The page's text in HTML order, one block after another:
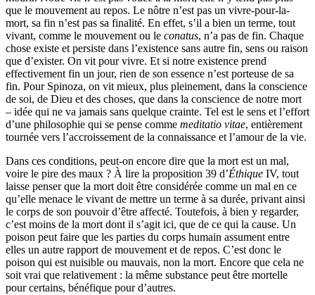
que le mouvement au repos. Le nôtre n’est pas un vivre-pour-la-
mort, sa fin n’est pas sa finalité. En effet, s’il a bien un terme, tout
vivant, comme le mouvement ou le conatus, n’a pas de fin. Chaque
chose existe et persiste dans l’existence sans autre fin, sens ou raison
que d’exister. On vit pour vivre. Et si notre existence prend
effectivement fin un jour, rien de son essence n’est porteuse de sa
fin. Pour Spinoza, on vit mieux, plus pleinement, dans la conscience
de soi, de Dieu et des choses, que dans la conscience de notre mort
– idée qui ne va jamais sans quelque crainte. Tel est le sens et l’effort
d’une philosophie qui se pense comme meditatio vitae, entièrement
tournée vers l’accroissement de la connaissance et l’amour de la vie.
Dans ces conditions, peut-on encore dire que la mort est un mal,
voire le pire des maux ? À lire la proposition 39 d’Éthique IV, tout
laisse penser que la mort doit être considérée comme un mal en ce
qu’elle menace le vivant de mettre un terme à sa durée, privant ainsi
le corps de son pouvoir d’être affecté. Toutefois, à bien y regarder,
c’est moins de la mort dont il s’agit ici, que de ce qui la cause. Un
poison peut faire que les parties du corps humain assument entre
elles un autre rapport de mouvement et de repos. C’est donc le
poison qui est nuisible ou mauvais, non la mort. Encore que cela ne
soit vrai que relativement : la même substance peut être mortelle
pour certains, bénéfique pour d’autres.